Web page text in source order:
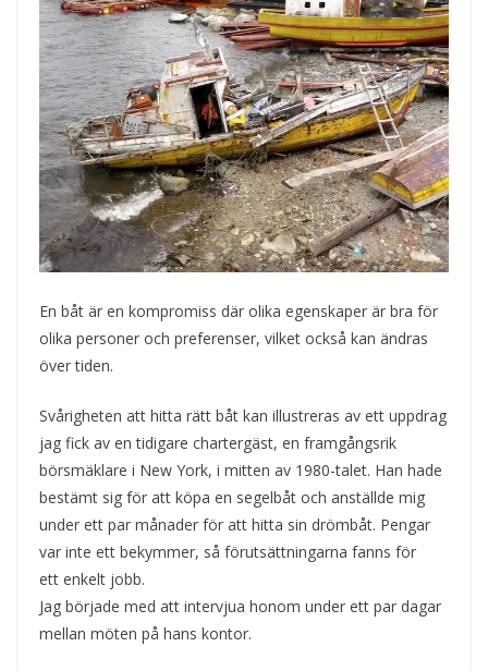
En båt är en kompromiss där olika egenskaper är bra för
olika personer och preferenser, vilket också kan ändras
över tiden.
Svårigheten att hitta rätt båt kan illustreras av ett uppdrag
jag fick av en tidigare chartergäst, en framgångsrik
börsmäklare i New York, i mitten av 1980-talet. Han hade
bestämt sig för att köpa en segelbåt och anställde mig
under ett par månader för att hitta sin drömbåt. Pengar
var inte ett bekymmer, så förutsättningarna fanns för
ett enkelt jobb.
Jag började med att intervjua honom under ett par dagar
mellan möten på hans kontor.